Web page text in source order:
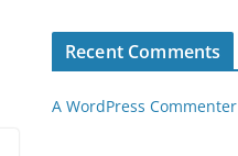
Recent Comments
A WordPress Commenter